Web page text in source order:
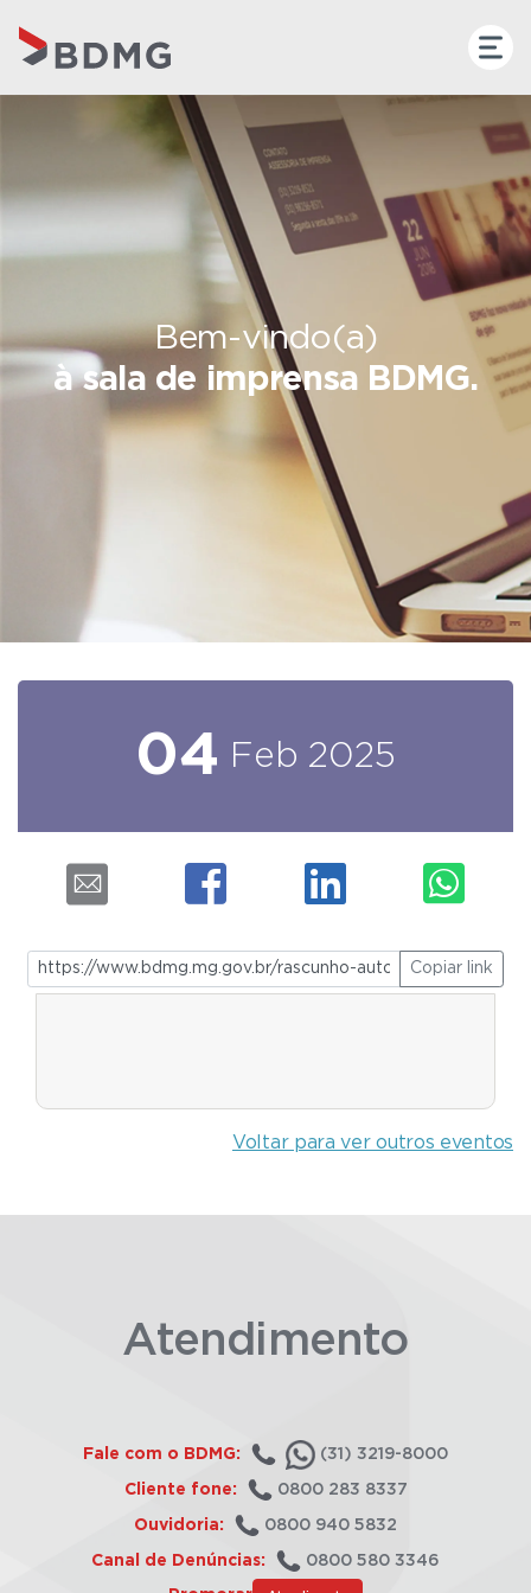
Bem-vindo(a)
à sala de imprensa BDMG.
04 Feb 2025
Copiar link
Voltar para ver outros eventos
Atendimento
Fale com o BDMG: (31) 3219-8000
Cliente fone: 0800 283 8337
Ouvidoria: 0800 940 5832
Canal de Denúncias: 0800 580 3346